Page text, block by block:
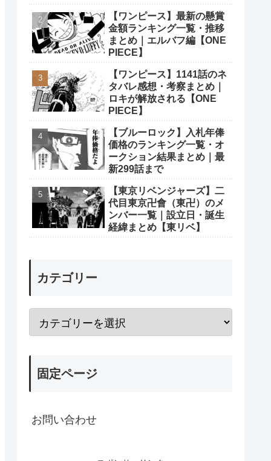
【ワンピース】最新の懸賞
金額ランキング一覧・推移
まとめ｜エルバフ編【ONE
PIECE】
【ワンピース】1141話のネ
タバレ感想・考察まとめ｜
ロキが解放される【ONE
PIECE】
【ブルーロック】入札年俸
価格のランキング一覧・オ
ークション結果まとめ｜最
新299話まで
【東京リベンジャーズ】二
代目東京卍會（東卍）のメ
ンバー一覧｜設立日・誕生
経緯まとめ【東リベ】
カテゴリー
固定ページ
お問い合わせ